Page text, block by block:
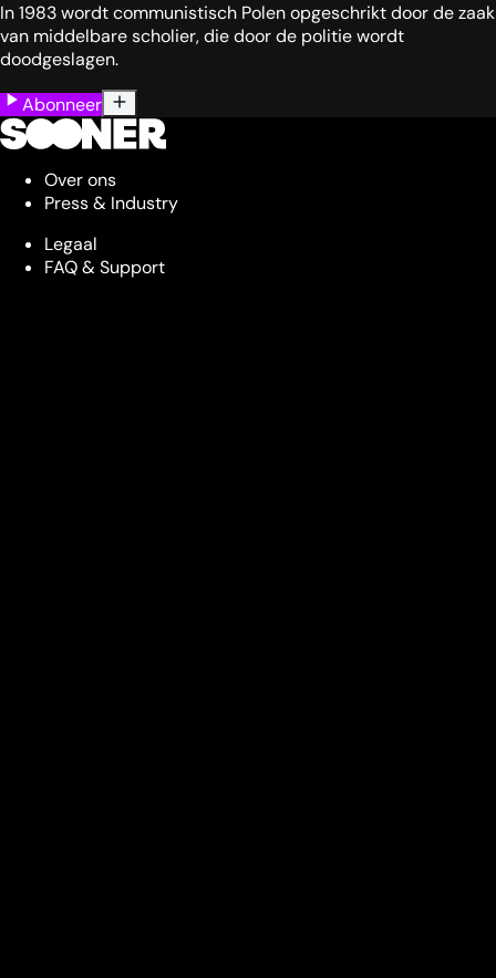
In 1983 wordt communistisch Polen opgeschrikt door de zaak
van middelbare scholier, die door de politie wordt
doodgeslagen.
Abonneer
Over ons
Press & Industry
Legaal
FAQ & Support